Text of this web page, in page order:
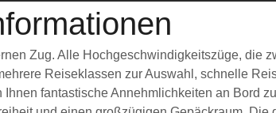
Zug. Alle Hochgeschwindigkeitszüge, die
Reiseklassen zur Auswahl, schnelle
fantastische Annehmlichkeiten an Bord